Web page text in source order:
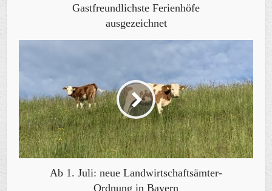
Gastfreundlichste Ferienhöfe
ausgezeichnet
Ab 1. Juli: neue Landwirtschaftsämter-
Ordnung in Bayern